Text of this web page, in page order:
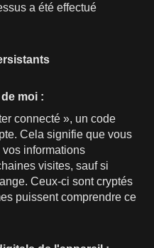
a été effectué
moi :
connecté », un code
Cela signifie que vous
informations
visites, sauf si
Ceux-ci sont cryptés
puissent comprendre ce